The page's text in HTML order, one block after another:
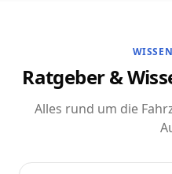
Ratgeber &
Alles rund um die